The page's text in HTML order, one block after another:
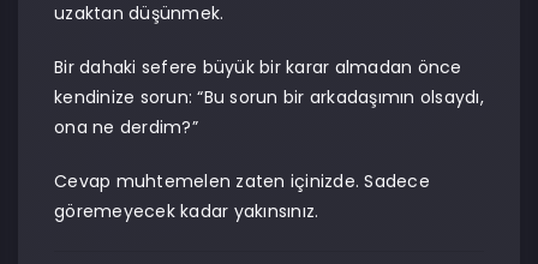
uzaktan düşünmek.
Bir dahaki sefere büyük bir karar almadan önce
kendinize sorun: “Bu sorun bir arkadaşımın olsaydı,
ona ne derdim?”
Cevap muhtemelen zaten içinizde. Sadece
göremeyecek kadar yakınsınız.